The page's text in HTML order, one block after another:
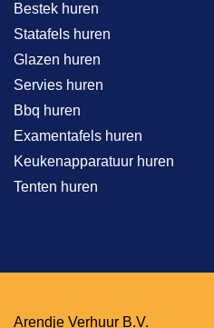
Bestek huren
Statafels huren
Glazen huren
Servies huren
Bbq huren
Examentafels huren
Keukenapparatuur huren
Tenten huren
Arendje Verhuur B.V.